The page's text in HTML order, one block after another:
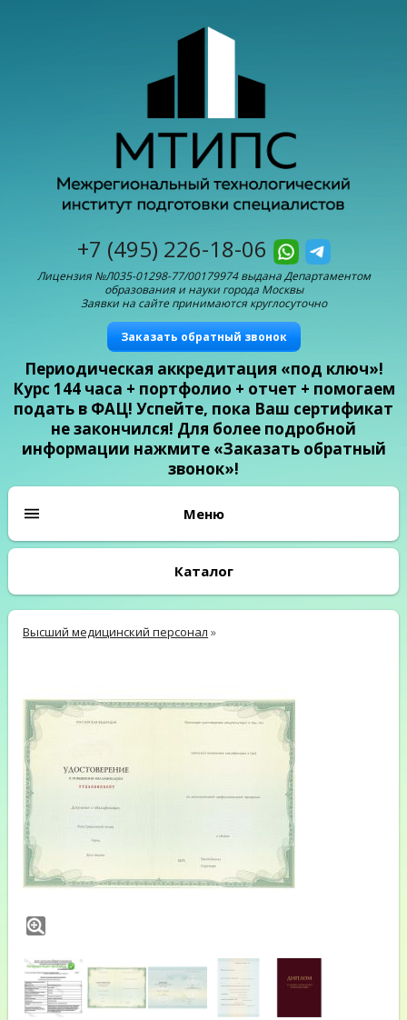
+7 (495) 226-18-06
Лицензия №Л035-01298-77/00179974 выдана Департаментом
образования и науки города Москвы
Заявки на сайте принимаются круглосуточно
Заказать обратный звонок
Периодическая аккредитация «под ключ»!
Курс 144 часа + портфолио + отчет + помогаем
подать в ФАЦ! Успейте, пока Ваш сертификат
не закончился! Для более подробной
информации нажмите «Заказать обратный
звонок»!
Каталог
Высший медицинский персонал »